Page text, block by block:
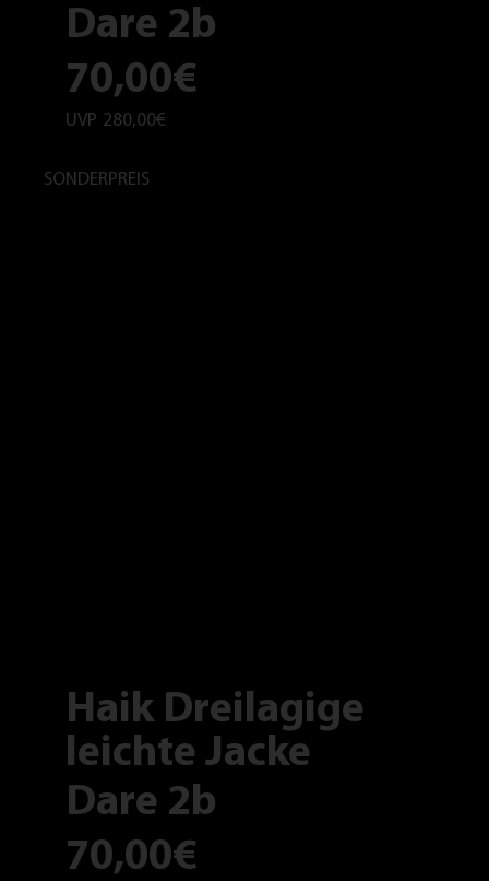
Dare 2b
70,00€
UVP 280,00€
Haik Dreilagige
leichte Jacke
Dare 2b
70,00€
SONDERPREIS